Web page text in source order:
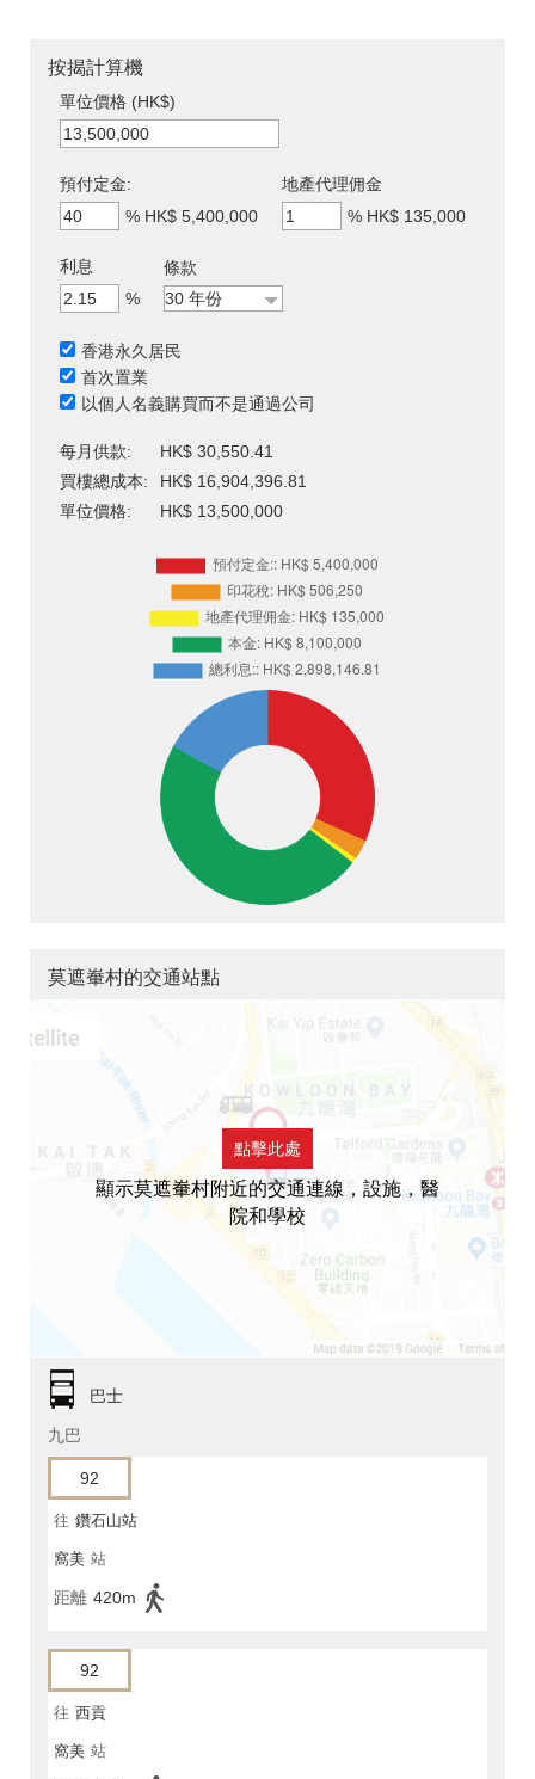
按揭計算機
單位價格 (HK$)
預付定金:
% HK$ 5,400,000
地產代理佣金
% HK$ 135,000
利息
%
條款
香港永久居民
首次置業
以個人名義購買而不是通過公司
每月供款:
HK$ 30,550.41
買樓總成本:
HK$ 16,904,396.81
單位價格:
HK$ 13,500,000
莫遮輋村的交通站點
點擊此處
顯示莫遮輋村附近的交通連線，設施，醫
院和學校
巴士
九巴
92
往 鑽石山站
窩美 站
距離 420m
92
往 西貢
窩美 站